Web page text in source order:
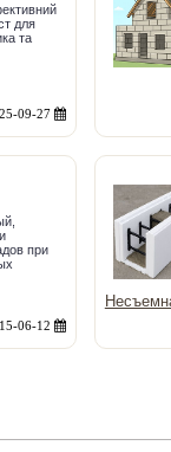
для
та
09-27
при
06-12